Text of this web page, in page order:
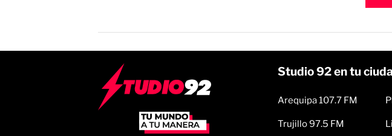
Studio 92 en tu
Arequipa 107.7 FM
Trujillo 97.5 FM